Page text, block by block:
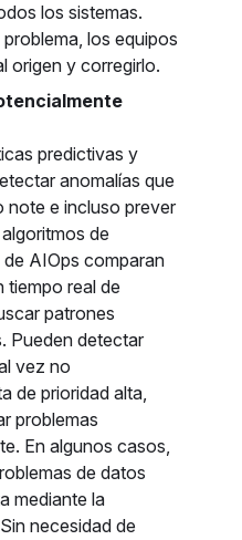
los sistemas.
los equipos
origen y corregirlo.
predictivas y
anomalías que
note e incluso prever
de
AIOps comparan
tiempo real de
patrones
Pueden detectar
vez no
de prioridad alta,
problemas
En algunos casos,
de datos
mediante la
necesidad de